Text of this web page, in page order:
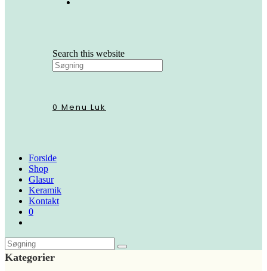
Search this website
0 Menu Luk
Forside
Shop
Glasur
Keramik
Kontakt
0
Kategorier